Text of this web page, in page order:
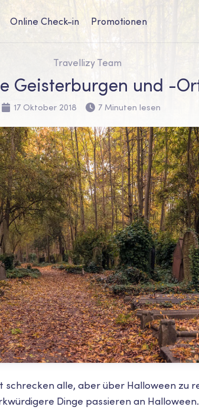
Online Check-in Promotionen
Travellizy Team
Geisterburgen und -
17 Oktober 2018 7 Minuten lesen
schrecken alle, aber über Halloween zu
Dinge passieren an